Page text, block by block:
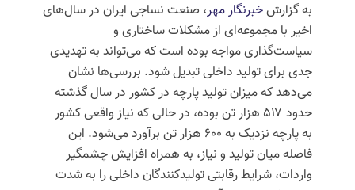
به گزارشخبرنگار مهر، صنعت نساجی ایران در سال‌های
اخیر با مجموعه‌ای از مشکلات ساختاری و
سیاست‌گذاری مواجه بوده است که می‌تواند به تهدیدی
جدی برای تولید داخلی تبدیل شود. بررسی‌ها نشان
می‌دهد که میزان تولید پارچه در کشور در سال گذشته
حدود ۵۱۷ هزار تن بوده، در حالی که نیاز واقعی کشور
به پارچه نزدیک به ۶۰۰ هزار تن برآورد می‌شود. این
فاصله میان تولید و نیاز، به همراه افزایش چشمگیر
واردات، شرایط رقابتی تولیدکنندگان داخلی را به شدت